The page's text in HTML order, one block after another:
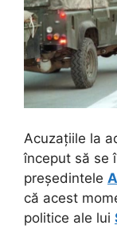
Acuzațiile la
început să se
președintele
că acest
politice ale lui